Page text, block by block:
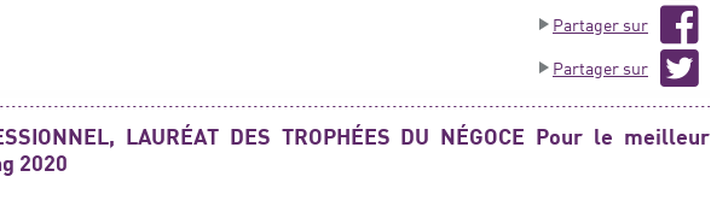
Partager sur
Partager sur
LAURÉAT DES TROPHÉES DU NÉGOCE Pour le meilleur
2020